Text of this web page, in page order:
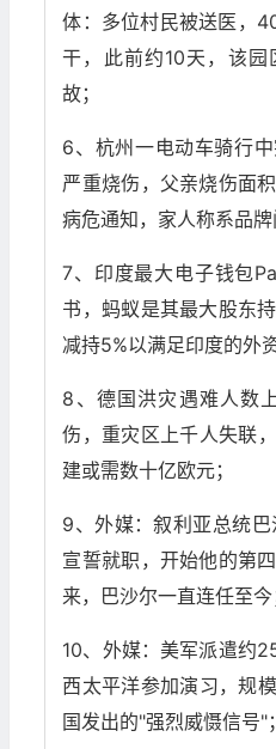
体：多位村民被送医，
干，此前约10天，该
故；
6、杭州一电动车骑行
严重烧伤，父亲烧伤面
病危通知，家人称系品牌
7、印度最大电子钱包
书，蚂蚁是其最大股东
减持5%以满足印度的外
8、德国洪灾遇难人数
伤，重灾区上千人失联
建或需数十亿欧元；
9、外媒：叙利亚总统巴
宣誓就职，开始他的第
来，巴沙尔一直连任至今
10、外媒：美军派遣约
西太平洋参加演习，规
国发出的"强烈威慑信号"；